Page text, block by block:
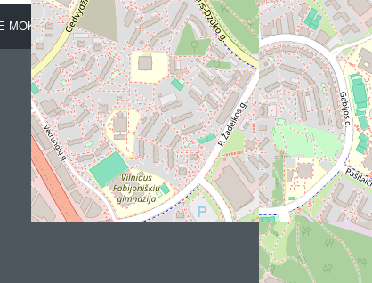
MOKYKLA, P. ŽADEIKOS G. 2, VILNIUS 06318, LITHUANIA